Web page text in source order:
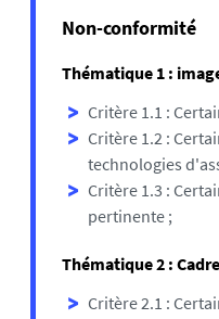
Non-conformité
Thématique 1 :
Critère 1.1 :
Critère 1.2 :
technologies
Critère 1.3 :
pertinente ;
Thématique 2 :
Critère 2.1 :